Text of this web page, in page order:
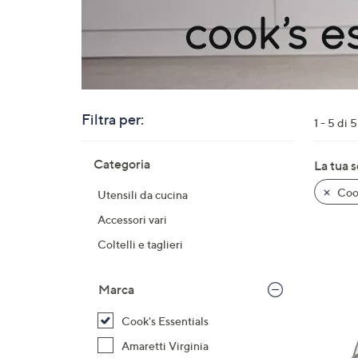
a
destra
per
Filtra per:
alla
prodotti
Categoria
Utensili da cucina
Accessori vari
Coltelli e taglieri
Marca
Cook's Essentials
Amaretti Virginia
1 - 5 di 5
La tua